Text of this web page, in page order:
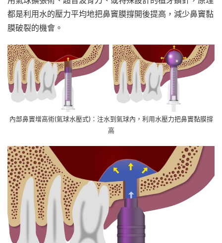
都是利用水的壓力平均地把鼻竇膜撐開後提高，減少鼻竇黏
膜破裂的機會。
內部鼻竇增高術(氣球水壓式)：注水到氣球內，利用水壓力把鼻竇黏膜撐
高